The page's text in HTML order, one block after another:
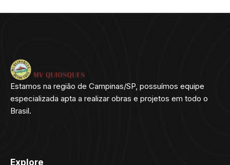
Estamos na região de Campinas/SP, possuímos equipe
especializada apta a realizar obras e projetos em todo o
Brasil.
Explore